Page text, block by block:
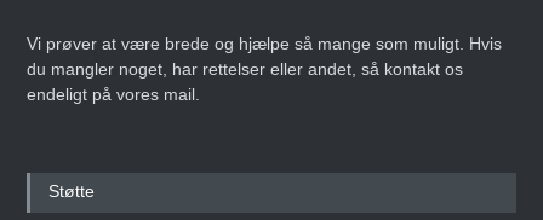
Vi prøver at være brede og hjælpe så mange som muligt. Hvis
du mangler noget, har rettelser eller andet, så kontakt os
endeligt på vores mail.
Støtte